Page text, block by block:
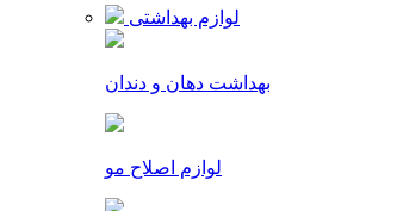
لوازم بهداشتی
بهداشت دهان و دندان
لوازم اصلاح مو